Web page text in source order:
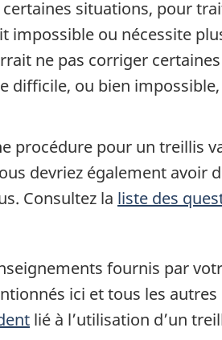
situations, pour
impossible ou nécessite
ne pas corriger
difficile, ou bien
procédure pour un treillis
devriez également avoir
Consultez la liste des
fournis par
ici et tous les
lié à l’utilisation d’un